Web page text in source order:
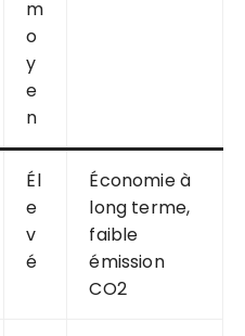
m
o
y
e
n
Él
e
v
é
Économie à
long terme,
faible
émission
CO2